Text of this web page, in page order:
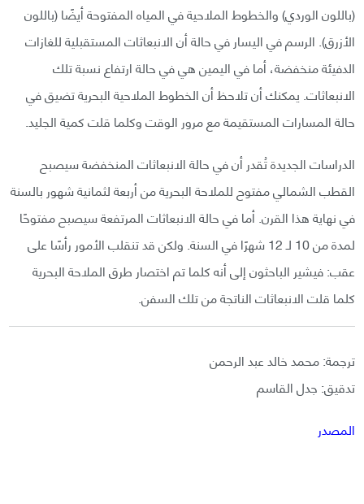
(باللون الوردي) والخطوط الملاحية في المياه المفتوحة أيضًا (باللون
الأزرق). الرسم في اليسار في حالة أن الانبعاثات المستقبلية للغازات
الدفيئة منخفضة، أما في اليمين هي في حالة ارتفاع نسبة تلك
الانبعاثات. يمكنك أن تلاحظ أن الخطوط الملاحية البحرية تضيق في
حالة المسارات المستقيمة مع مرور الوقت وكلما قلت كمية الجليد.
الدراسات الجديدة تُقدر أن في حالة الانبعاثات المنخفضة سيصبح
القطب الشمالي مفتوح للملاحة البحرية من أربعة لثمانية شهور بالسنة
في نهاية هذا القرن. أما في حالة الانبعاثات المرتفعة سيصبح مفتوحًا
لمدة من 10 لـ 12 شهرًا في السنة. ولكن قد تنقلب الأمور رأسًا على
عقب: فيشير الباحثون إلى أنه كلما تم اختصار طرق الملاحة البحرية
كلما قلت الانبعاثات الناتجة من تلك السفن.
ترجمة: محمد خالد عبد الرحمن
تدقيق: جدل القاسم
المصدر